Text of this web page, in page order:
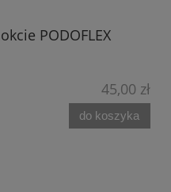
PODOFLEX
45,00 zł
do koszyka